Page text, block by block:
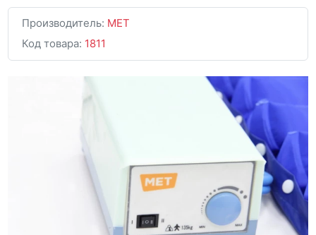
Производитель: MET
Код товара: 1811